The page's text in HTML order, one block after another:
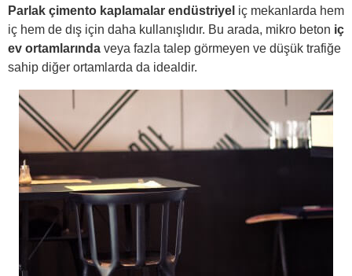
Parlak çimento kaplamalar endüstriyel iç mekanlarda hem
iç hem de dış için daha kullanışlıdır. Bu arada, mikro beton iç
ev ortamlarında veya fazla talep görmeyen ve düşük trafiğe
sahip diğer ortamlarda da idealdir.